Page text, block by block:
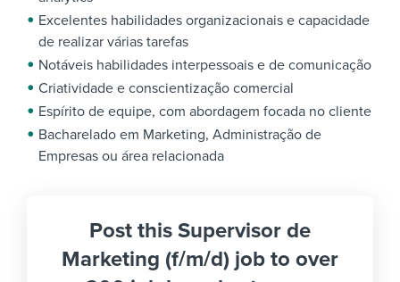
Excelentes habilidades organizacionais e capacidade
de realizar várias tarefas
Notáveis habilidades interpessoais e de comunicação
Criatividade e conscientização comercial
Espírito de equipe, com abordagem focada no cliente
Bacharelado em Marketing, Administração de
Empresas ou área relacionada
Post this Supervisor de
Marketing (f/m/d) job to over